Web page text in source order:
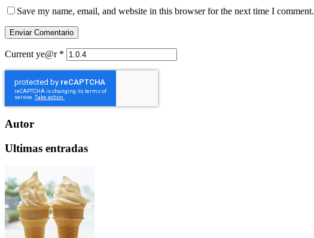
Save my name, email, and website in this browser for the next time I comment.
Current ye@r *
Autor
Ultimas entradas